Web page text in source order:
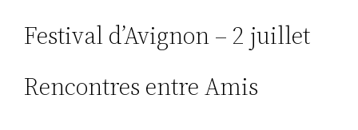
Festival d’Avignon – 2 juillet
Rencontres entre Amis